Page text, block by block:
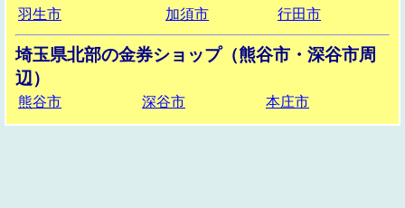
羽生市
加須市 行田市
埼玉県北部の金券ショップ（熊谷市・深谷市周
辺）
熊谷市 深谷市 本庄市